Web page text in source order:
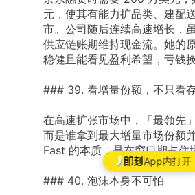
App内打开
元，使其有能力扩品类、建配
市。公司随后连续高速增长，
供应链账期维持现金流。她的
稳健且能看见盈利希望，亏钱
### 39. 看增量份额，不只看
在高速扩张市场中，「最领先
而是谁拿到最大增量市场份额
Fast 的本质，是在窗口期占住
### 40. 泡沫本身不可怕